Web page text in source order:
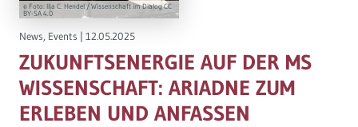
© Foto: Ilja C. Hendel / Wissenschaft im Dialog CC
BY-SA 4.0
News, Events | 12.05.2025
ZUKUNFTSENERGIE AUF DER MS
WISSENSCHAFT: ARIADNE ZUM
ERLEBEN UND ANFASSEN